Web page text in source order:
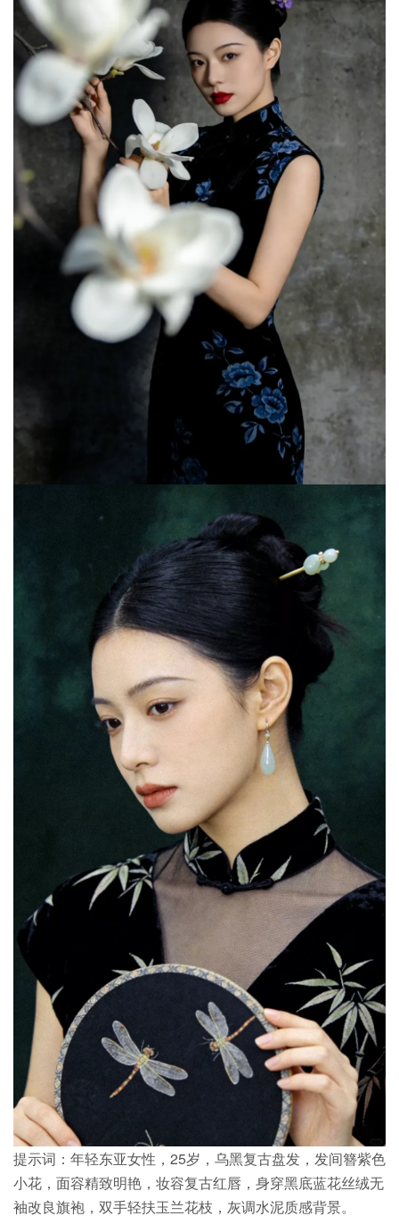
提示词：年轻东亚女性，25岁，乌黑复古盘发，发间簪紫色
小花，面容精致明艳，妆容复古红唇，身穿黑底蓝花丝绒无
袖改良旗袍，双手轻扶玉兰花枝，灰调水泥质感背景。